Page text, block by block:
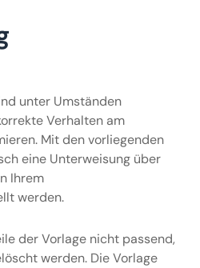
unter Umständen
Verhalten am
Mit den vorliegenden
eine Unterweisung über
Ihrem
werden.
der Vorlage nicht passend,
werden. Die Vorlage